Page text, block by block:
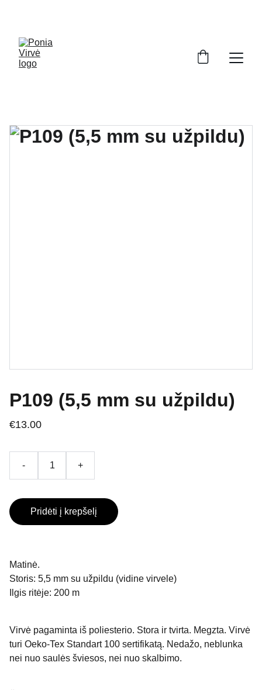
P109 (5,5 mm su užpildu)
€13.00
- +
Pridėti į krepšelį
Matinė.
Storis: 5,5 mm su užpildu (vidine virvele)
Ilgis ritėje: 200 m
Virvė pagaminta iš poliesterio. Stora ir tvirta. Megzta. Virvė
turi Oeko-Tex Standart 100 sertifikatą. Nedažo, neblunka
nei nuo saulės šviesos, nei nuo skalbimo.